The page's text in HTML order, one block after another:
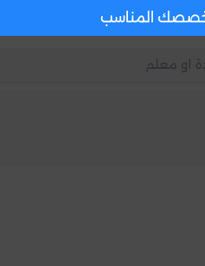
المناسب